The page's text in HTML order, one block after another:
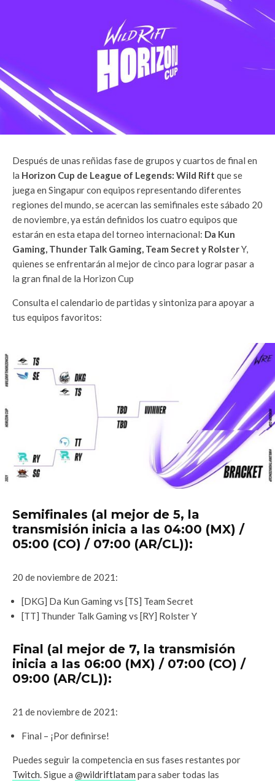
Después de unas reñidas fase de grupos y cuartos de final en
la Horizon Cup de League of Legends: Wild Rift que se
juega en Singapur con equipos representando diferentes
regiones del mundo, se acercan las semifinales este sábado 20
de noviembre, ya están definidos los cuatro equipos que
estarán en esta etapa del torneo internacional: Da Kun
Gaming, Thunder Talk Gaming, Team Secret y RolsterY,
quienes se enfrentarán al mejor de cinco para lograr pasar a
la gran final de la Horizon Cup
Consulta el calendario de partidas y sintoniza para apoyar a
tus equipos favoritos:
Semifinales (al mejor de 5, la
transmisión inicia a las 04:00 (MX) /
05:00 (CO) / 07:00 (AR/CL)):
20 de noviembre de 2021:
[DKG] Da Kun Gaming vs [TS] Team Secret
[TT] Thunder Talk Gaming vs [RY] Rolster Y
Final (al mejor de 7, la transmisión
inicia a las 06:00 (MX) / 07:00 (CO) /
09:00 (AR/CL)):
21 de noviembre de 2021:
Final – ¡Por definirse!
Puedes seguir la competencia en sus fases restantes por
Twitch. Sigue a @wildriftlatam para saber todas las